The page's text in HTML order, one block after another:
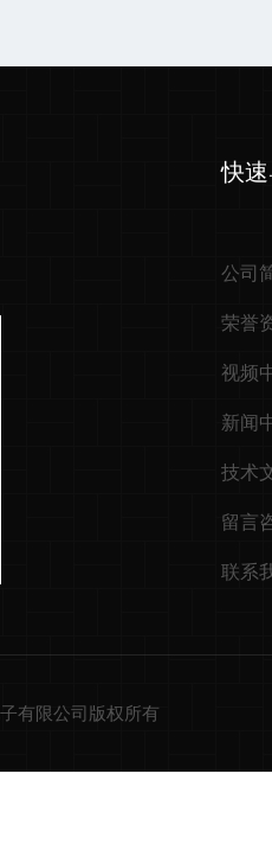
快
公司
荣誉
视频
新闻
技术
留言
联系
有限公司版权所有